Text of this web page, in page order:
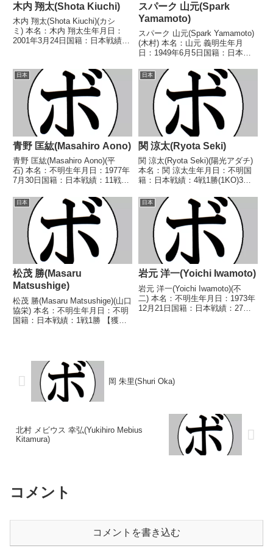
木内 翔太(Shota Kiuchi)
木内 翔太(Shota Kiuchi)(カシ
ミ) 本名：木内 翔太生年月日：
2001年3月24日国籍：日本戦績：
●3RTKO 森村 怜司(とよは
し)■2024年度中日本スーパーフ...
スパーク 山元(Spark
Yamamoto)
スパーク 山元(Spark Yamamoto)
(木村) 本名：山元 義明生年月
日：1949年6月5日国籍：日本戦
得タイトル】なし 【戦歴】
1966/07/20 ○1RKO 坂田 政敏
(中外)1966/...
日本
青野 匡紘(Masahiro Aono)
青野 匡紘(Masahiro Aono)(平
石) 本名：不明生年月日：1977年
7月30日国籍：日本戦績：11戦4
2002年度中日本ミドル級新人
王 【戦歴】2001/12/02
○1RKO 平野 浩次(...
日本
関 涼太(Ryota Seki)
関 涼太(Ryota Seki)(陽光アダチ)
本名：関 涼太生年月日：不明国
籍：日本戦績：4戦1勝(1KO)3敗
2019/04/21 ●4R判定 0-3(37-
38、37-38、37-39) 土肥 武史(寝
屋川石...
日本
松茂 勝(Masaru
Matsushige)
松茂 勝(Masaru Matsushige)(山口
協栄) 本名：不明生年月日：不明
国籍：日本戦績：1戦1勝 【獲得
報】・BoxRecには選手...
日本
岩元 洋一(Yoichi Iwamoto)
岩元 洋一(Yoichi Iwamoto)(不
二) 本名：不明生年月日：1973年
12月21日国籍：日本戦績：27戦
岡 朱里(Shuri Oka)
北村 メビウス 幸弘(Yukihiro Mebius
Kitamura)
コメント
コメントを書き込む